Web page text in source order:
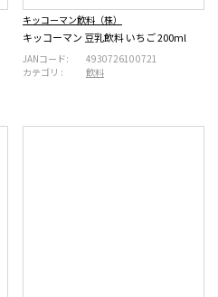
キッコーマン飲料（株）
キッコーマン 豆乳飲料 いちご 200ml
JANコード:
4930726100721
カテゴリ :
飲料